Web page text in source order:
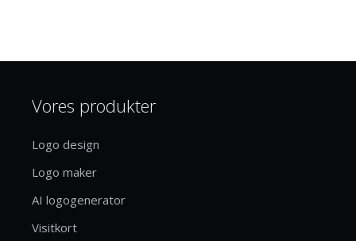
Vores produkter
Logo design
Logo maker
AI logogenerator
Visitkort